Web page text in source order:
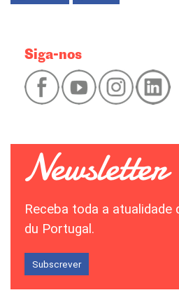
Siga-nos
Receba toda a
du Portugal.
Subscrever